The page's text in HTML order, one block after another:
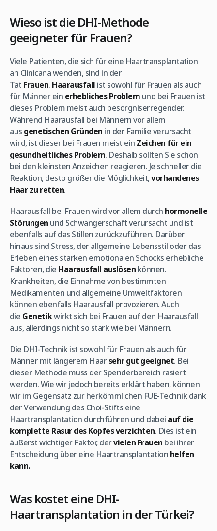
Wieso ist die DHI-Methode
geeigneter für Frauen?
Viele Patienten, die sich für eine Haartransplantation
an Clinicana wenden, sind in der
Tat Frauen. Haarausfall ist sowohl für Frauen als auch
für Männer ein erhebliches Problem und bei Frauen ist
dieses Problem meist auch besorgniserregender.
Während Haarausfall bei Männern vor allem
aus genetischen Gründen in der Familie verursacht
wird, ist dieser bei Frauen meist ein Zeichen für ein
gesundheitliches Problem. Deshalb sollten Sie schon
bei den kleinsten Anzeichen reagieren. Je schneller die
Reaktion, desto größer die Möglichkeit,vorhandenes
Haar zu retten.
Haarausfall bei Frauen wird vor allem durch hormonelle
Störungen und Schwangerschaft verursacht und ist
ebenfalls auf das Stillen zurückzuführen. Darüber
hinaus sind Stress, der allgemeine Lebensstil oder das
Erleben eines starken emotionalen Schocks erhebliche
Faktoren, die Haarausfall auslösen können.
Krankheiten, die Einnahme von bestimmten
Medikamenten und allgemeine Umweltfaktoren
können ebenfalls Haarausfall provozieren. Auch
die Genetikwirkt sich bei Frauen auf den Haarausfall
aus, allerdings nicht so stark wie bei Männern.
Die DHI-Technik ist sowohl für Frauen als auch für
Männer mit längerem Haarsehr gut geeignet. Bei
dieser Methode muss der Spenderbereich rasiert
werden. Wie wir jedoch bereits erklärt haben, können
wir im Gegensatz zur herkömmlichen FUE-Technik dank
der Verwendung des Choi-Stifts eine
Haartransplantation durchführen und dabei auf die
komplette Rasur des Kopfes verzichten. Dies ist ein
äußerst wichtiger Faktor, dervielen Frauen bei ihrer
Entscheidung über eine Haartransplantation helfen
kann.
Was kostet eine DHI-
Haartransplantation in der Türkei?